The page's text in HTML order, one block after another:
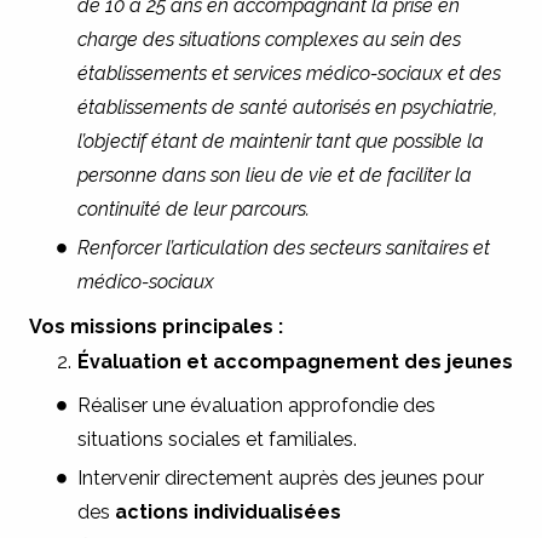
de 10 à 25 ans en accompagnant la prise en
charge des situations complexes au sein des
établissements et services médico-sociaux et des
établissements de santé autorisés en psychiatrie,
l’objectif étant de maintenir tant que possible la
personne dans son lieu de vie et de faciliter la
continuité de leur parcours.
Renforcer l’articulation des secteurs sanitaires et
médico-sociaux
Vos missions principales :
Évaluation et accompagnement des jeunes
Réaliser une évaluation approfondie des
situations sociales et familiales.
Intervenir directement auprès des jeunes pour
des actions individualisées